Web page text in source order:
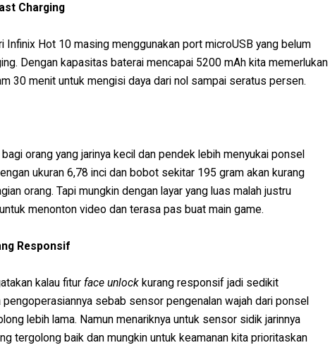
Charging
Infinix Hot 10 masing menggunakan port microUSB yang belum
Dengan kapasitas baterai mencapai 5200 mAh kita memerlukan
30 menit untuk mengisi daya dari nol sampai seratus persen.
orang yang jarinya kecil dan pendek lebih menyukai ponsel
ukuran 6,78 inci dan bobot sekitar 195 gram akan kurang
orang. Tapi mungkin dengan layar yang luas malah justru
menonton video dan terasa pas buat main game.
Responsif
kalau fitur face unlock kurang responsif jadi sedikit
sebab sensor pengenalan wajah dari ponsel
lebih lama. Namun menariknya untuk sensor sidik jarinnya
tergolong baik dan mungkin untuk keamanan kita prioritaskan